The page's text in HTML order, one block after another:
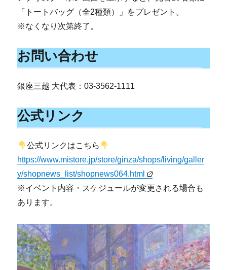
「トートバッグ（全2種類）」をプレゼント。
※なくなり次第終了。
お問い合わせ
銀座三越 大代表：03-3562-1111
公式リンク
公式リンクはこちら
https://www.mistore.jp/store/ginza/shops/living/galler
y/shopnews_list/shopnews064.html
※イベント内容・スケジュールが変更される場合も
あります。